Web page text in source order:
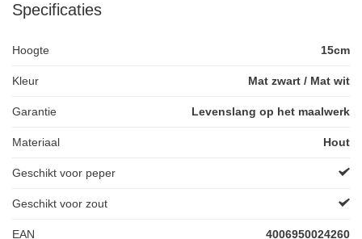
Specificaties
Hoogte 15cm
Kleur Mat zwart / Mat wit
Garantie Levenslang op het maalwerk
Materiaal Hout
Geschikt voor peper
Geschikt voor zout
EAN 4006950024260